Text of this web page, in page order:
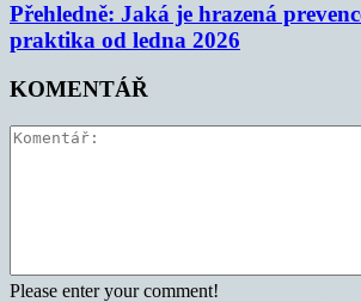
Přehledně: Jaká je hrazená
praktika od ledna 2026
KOMENTÁŘ
Please enter your comment!